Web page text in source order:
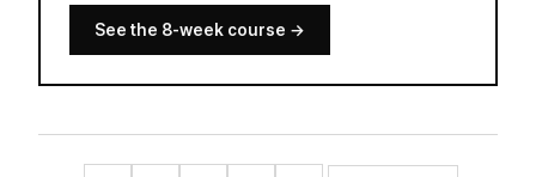
See the 8-week course →